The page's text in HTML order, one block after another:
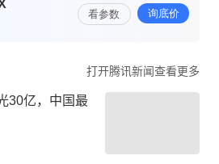
打开腾讯新闻查看更多
30亿，中国最